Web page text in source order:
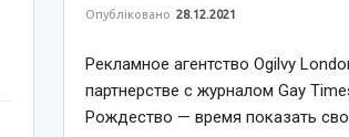
Опубліковано 28.12.2021
Рекламное агентство Ogilvy
партнерстве с журналом Gay
Рождество — время показать